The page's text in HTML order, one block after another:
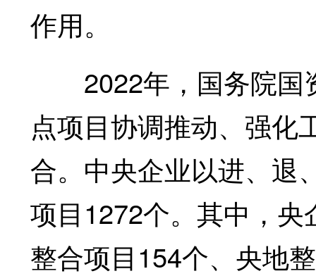
作用。
2022年，国务院国
点项目协调推动、强化
合。中央企业以进、退
项目1272个。其中，
整合项目154个、央地